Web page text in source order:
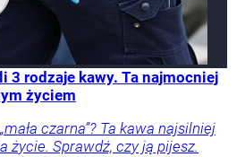
3 rodzaje kawy. Ta najmocniej
życiem
czarna”? Ta kawa najsilniej
życie. Sprawdź, czy ją pijesz.